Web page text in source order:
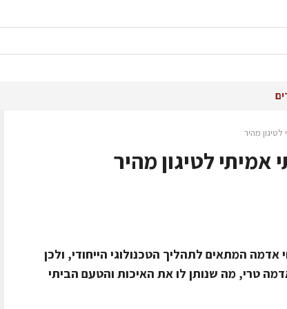
מהיר
לטיגון מהיר
אדמה המתאים לתהליך הטכנולוגי הייחודי, ולכן
טרי, מה שנותן לו את האיכות והטעם הביתי